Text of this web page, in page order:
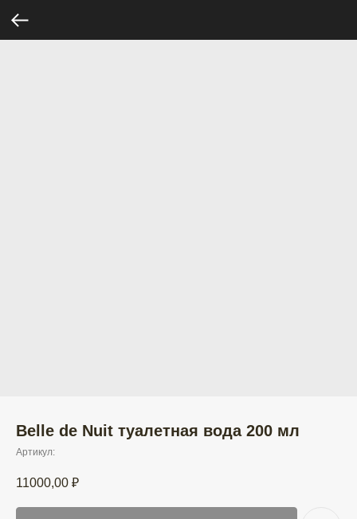
Belle de Nuit туалетная вода 200 мл
Артикул:
11000,00 ₽